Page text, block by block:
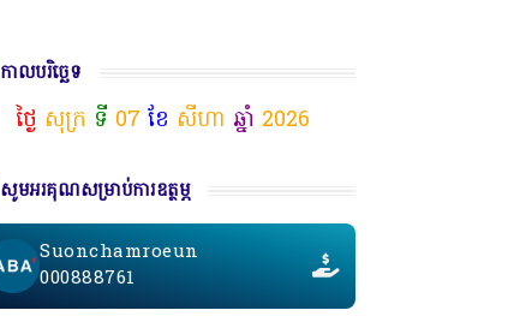
កាលបរិច្ឆេទ
ថ្ងៃ សុក្រ ទី 07 ខែ សីហា ឆ្នាំ 2026
សូមអរគុណសម្រាប់ការឧត្ថម្ភ
Suonchamroeun
000888761